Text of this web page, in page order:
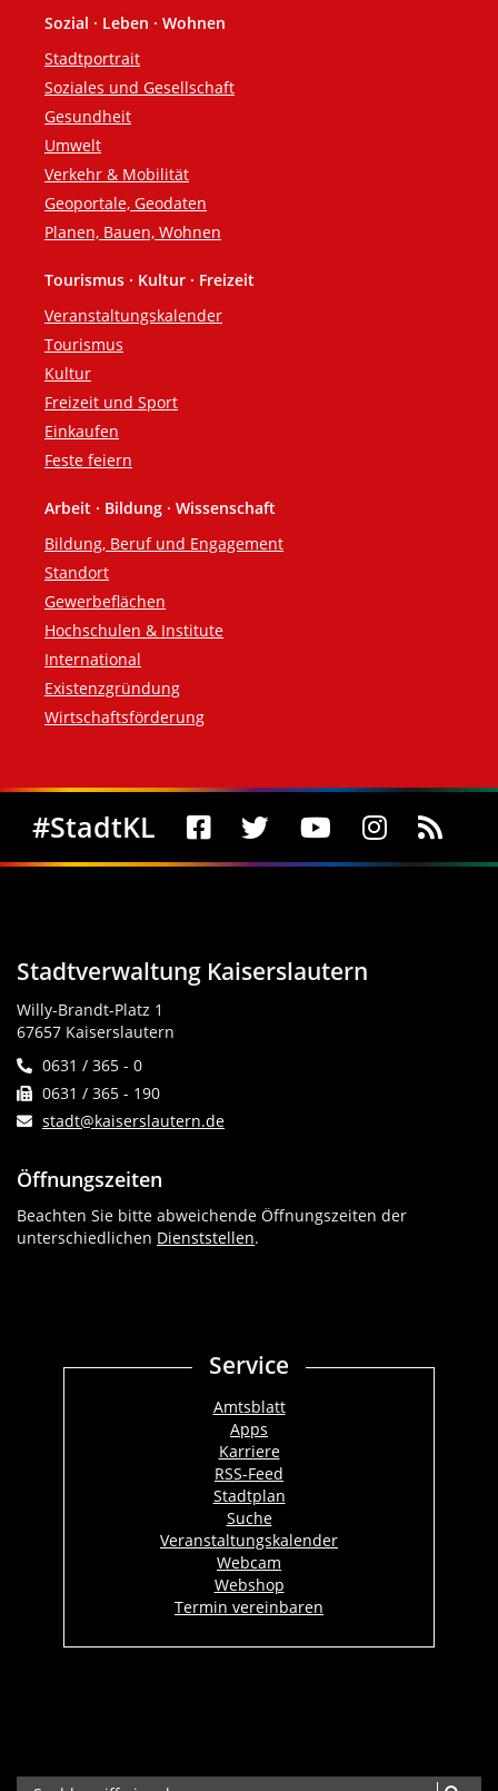
Sozial · Leben · Wohnen
Stadtportrait
Soziales und Gesellschaft
Gesundheit
Umwelt
Verkehr & Mobilität
Geoportale, Geodaten
Planen, Bauen, Wohnen
Tourismus · Kultur · Freizeit
Veranstaltungskalender
Tourismus
Kultur
Freizeit und Sport
Einkaufen
Feste feiern
Arbeit · Bildung · Wissenschaft
Bildung, Beruf und Engagement
Standort
Gewerbeflächen
Hochschulen & Institute
International
Existenzgründung
Wirtschaftsförderung
Social Media
#StadtKL
Stadtverwaltung Kaiserslautern
Willy-Brandt-Platz 1
67657 Kaiserslautern
0631 / 365 - 0
0631 / 365 - 190
stadt@kaiserslautern.de
Öffnungszeiten
Beachten Sie bitte abweichende Öffnungszeiten der
unterschiedlichen Dienststellen.
Service
Amtsblatt
Apps
Karriere
RSS-Feed
Stadtplan
Suche
Veranstaltungskalender
Webcam
Webshop
Termin vereinbaren